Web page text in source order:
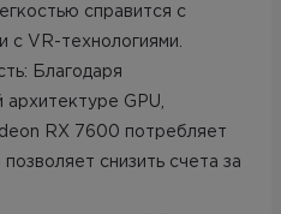
справится с
с VR-технологиями.
Благодаря
GPU,
RX 7600 потребляет
снизить счета за